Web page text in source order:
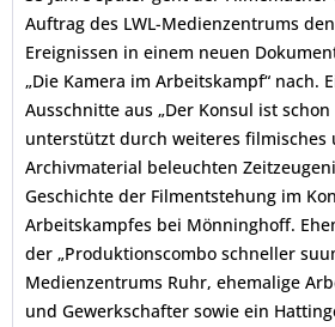
Auftrag des LWL-Medienzentrums
Ereignissen in einem neuen
„Die Kamera im Arbeitskampf“ nach.
Ausschnitte aus „Der Konsul ist
unterstützt durch weiteres filmisches
Archivmaterial beleuchten
Geschichte der Filmentstehung im
Arbeitskampfes bei Mönninghoff.
der „Produktionscombo schneller
Medienzentrums Ruhr, ehemalige
und Gewerkschafter sowie ein